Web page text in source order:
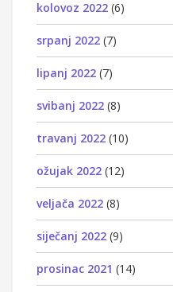
kolovoz 2022 (6)
srpanj 2022 (7)
lipanj 2022 (7)
svibanj 2022 (8)
travanj 2022 (10)
ožujak 2022 (12)
veljača 2022 (8)
siječanj 2022 (9)
prosinac 2021 (14)